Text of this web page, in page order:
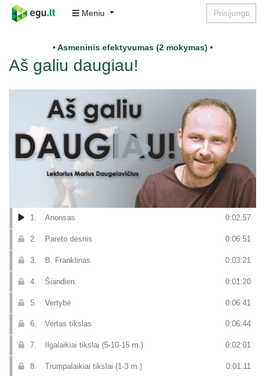
Meniu Prisijungti
• Asmeninis efektyvumas (2 mokymas) •
Aš galiu daugiau!
1. Anonsas 0:02:57
2. Pareto dėsnis 0:06:51
3. B. Franklinas 0:03:21
4. Šiandien 0:01:20
5. Vertybė 0:06:41
6. Vertas tikslas 0:06:44
7. Ilgalaikiai tikslai (5-10-15 m.) 0:02:01
8. Trumpalaikiai tikslai (1-3 m.) 0:01:11